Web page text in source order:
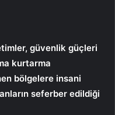
güvenlik güçleri
kurtarma
bölgelere insani
seferber edildiği